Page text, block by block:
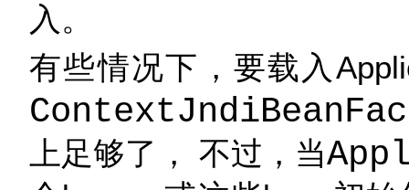
入。
有些情况下，要载入
上足够了， 不过，当